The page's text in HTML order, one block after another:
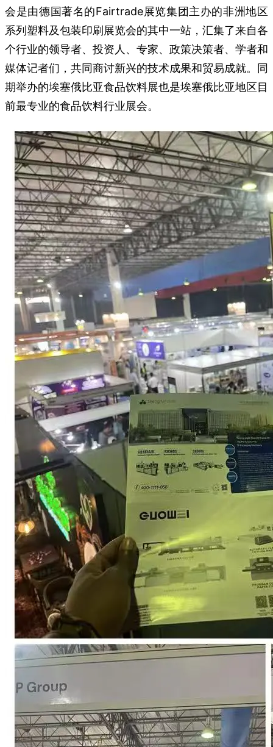
会是由德国著名的Fairtrade展览集团主办的非洲地区
系列塑料及包装印刷展览会的其中一站，汇集了来自各
个行业的领导者、投资人、专家、政策决策者、学者和
媒体记者们，共同商讨新兴的技术成果和贸易成就。同
期举办的埃塞俄比亚食品饮料展也是埃塞俄比亚地区目
前最专业的食品饮料行业展会。